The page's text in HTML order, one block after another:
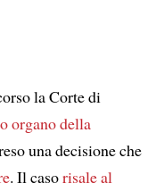
la Corte di
organo della
una decisione che
. Il casorisale al